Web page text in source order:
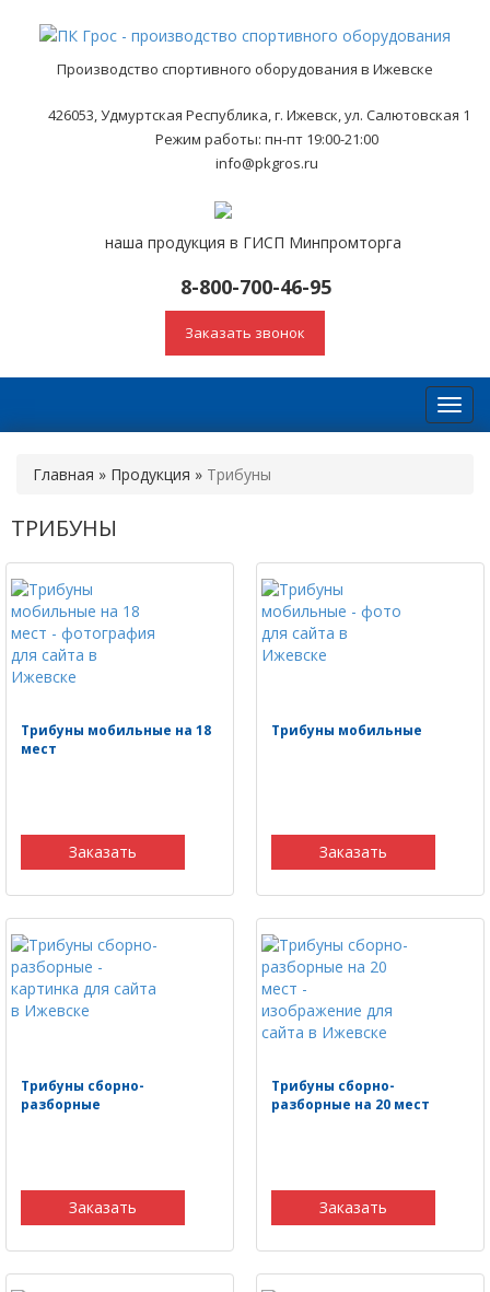
Производство спортивного оборудования в Ижевске
426053, Удмуртская Республика, г. Ижевск, ул. Салютовская 1
Режим работы: пн-пт 19:00-21:00
info@pkgros.ru
наша продукция в ГИСП Минпромторга
8-800-700-46-95
Заказать звонок
Главная » Продукция » Трибуны
ТРИБУНЫ
Трибуны мобильные на 18
мест
Заказать
Трибуны мобильные
Заказать
Трибуны сборно-
разборные
Заказать
Трибуны сборно-
разборные на 20 мест
Заказать